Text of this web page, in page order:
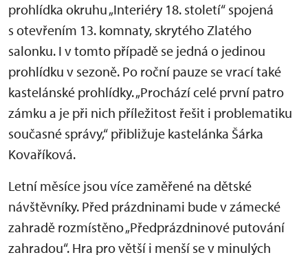
prohlídka okruhu „Interiéry 18. století“ spojená
s otevřením 13. komnaty, skrytého Zlatého
salonku. I v tomto případě se jedná o jedinou
prohlídku v sezoně. Po roční pauze se vrací také
kastelánské prohlídky. „Prochází celé první patro
zámku a je při nich příležitost řešit i problematiku
současné správy,“ přibližuje kastelánka Šárka
Kovaříková.
Letní měsíce jsou více zaměřené na dětské
návštěvníky. Před prázdninami bude v zámecké
zahradě rozmístěno „Předprázdninové putování
zahradou“. Hra pro větší i menší se v minulých